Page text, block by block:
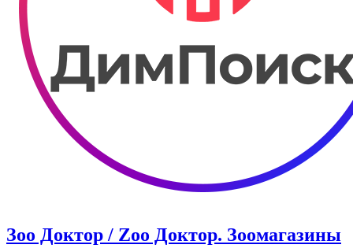
Зоо Доктор / Zoo Доктор. Зоомагазины